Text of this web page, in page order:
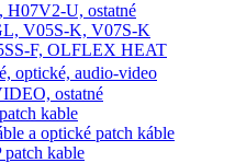
H07V2-U, ostatné
V05S-K, V07S-K
F, OLFLEX HEAT
optické, audio-video
ostatné
kable
a optické patch káble
kable